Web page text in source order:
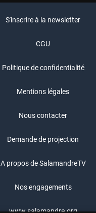
S'inscrire à la newsletter
CGU
Politique de confidentialité
Mentions légales
Nous contacter
Demande de projection
A propos de SalamandreTV
Nos engagements
www.salamandre.org